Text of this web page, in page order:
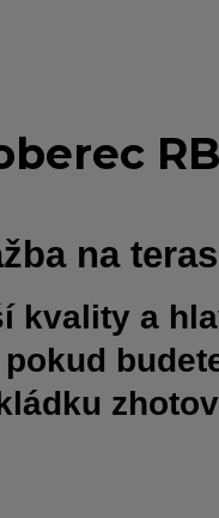
na
kvality a